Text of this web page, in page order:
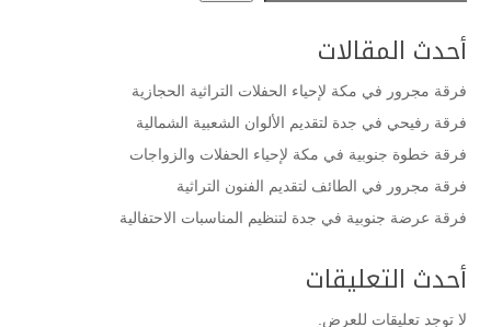
أحدث المقالات
فرقة مجرور في مكة لإحياء الحفلات التراثية الحجازية
فرقة رفيحي في جدة لتقديم الألوان الشعبية الشمالية
فرقة خطوة جنوبية في مكة لإحياء الحفلات والزواجات
فرقة مجرور في الطائف لتقديم الفنون التراثية
فرقة عرضة جنوبية في جدة لتنظيم المناسبات الاحتفالية
أحدث التعليقات
لا توجد تعليقات للعرض.